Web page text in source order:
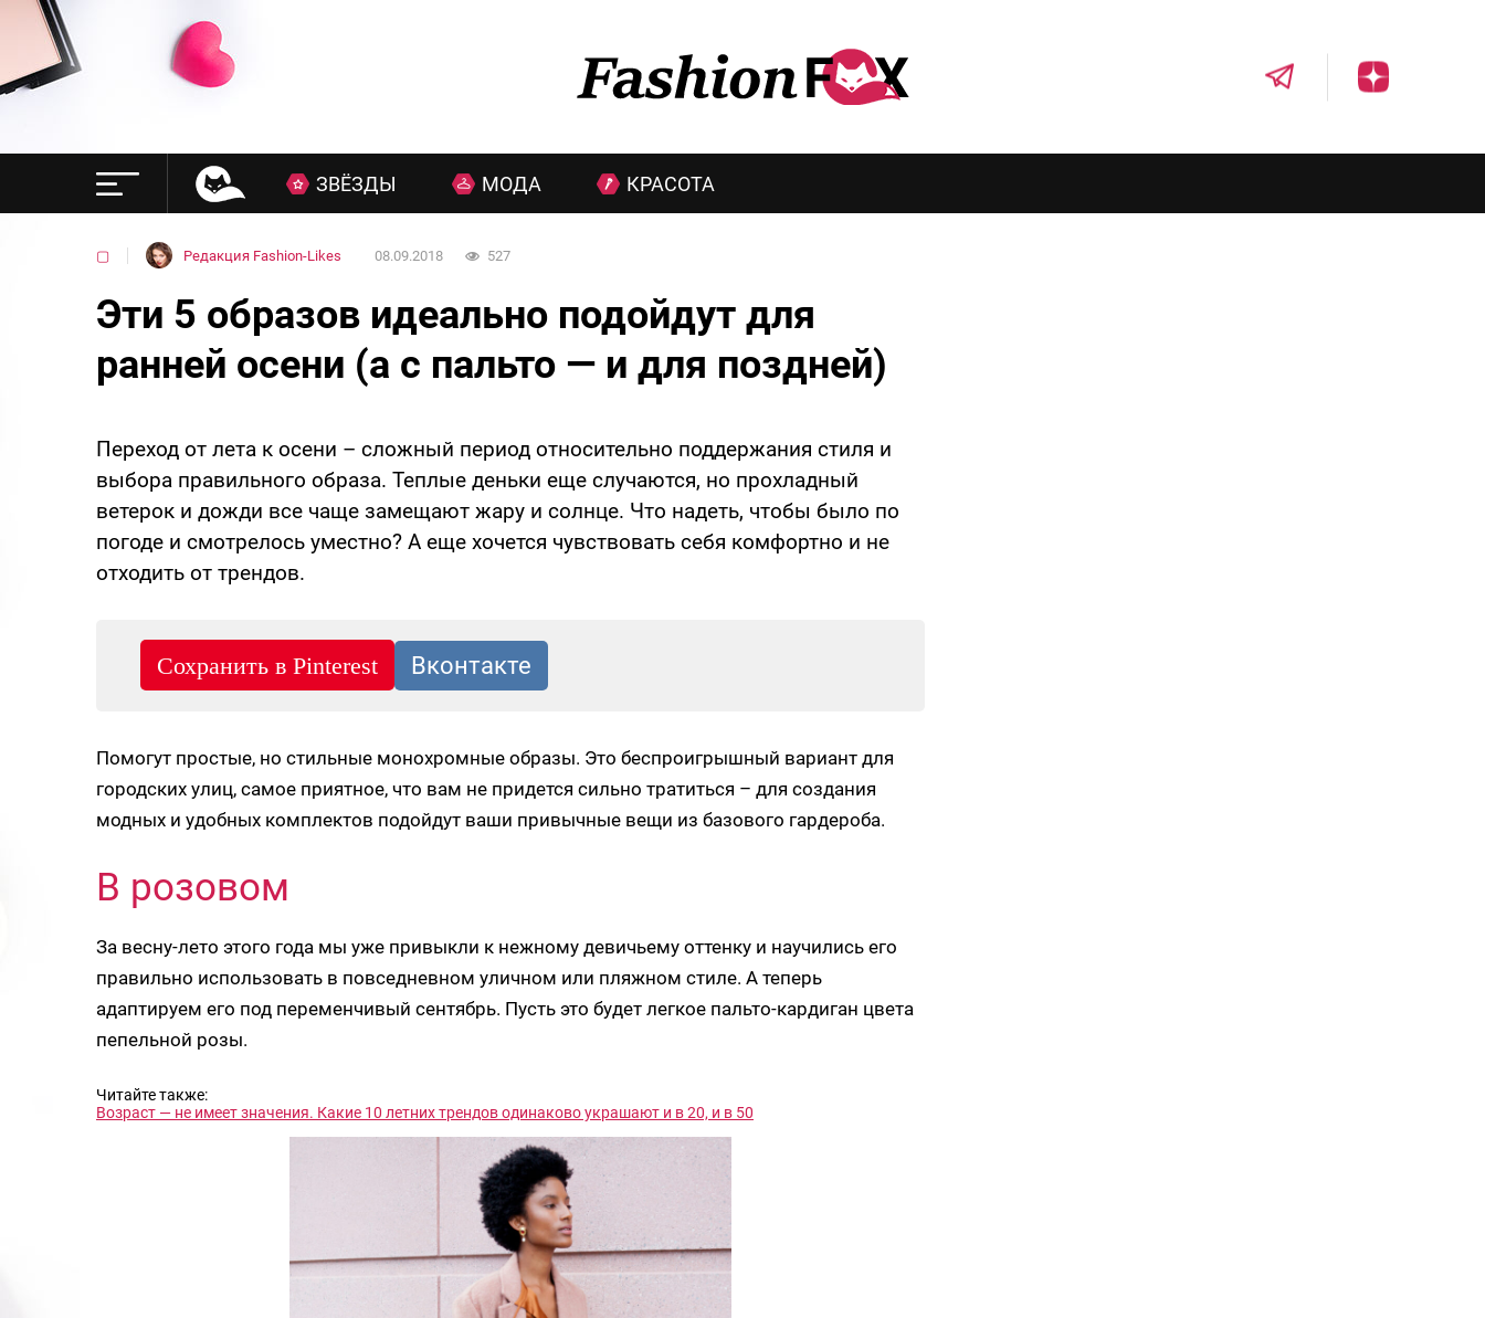
ЗВЁЗДЫ МОДА КРАСОТА
▢ Редакция Fashion-Likes 08.09.2018 527
Эти 5 образов идеально подойдут для
ранней осени (а с пальто — и для поздней)
Переход от лета к осени – сложный период относительно поддержания стиля и
выбора правильного образа. Теплые деньки еще случаются, но прохладный
ветерок и дожди все чаще замещают жару и солнце. Что надеть, чтобы было по
погоде и смотрелось уместно? А еще хочется чувствовать себя комфортно и не
отходить от трендов.
Помогут простые, но стильные монохромные образы. Это беспроигрышный вариант для
городских улиц, самое приятное, что вам не придется сильно тратиться – для создания
модных и удобных комплектов подойдут ваши привычные вещи из базового гардероба.
В розовом
За весну-лето этого года мы уже привыкли к нежному девичьему оттенку и научились его
правильно использовать в повседневном уличном или пляжном стиле. А теперь
адаптируем его под переменчивый сентябрь. Пусть это будет легкое пальто-кардиган цвета
пепельной розы.
Читайте также:
Возраст — не имеет значения. Какие 10 летних трендов одинаково украшают и в 20, и в 50